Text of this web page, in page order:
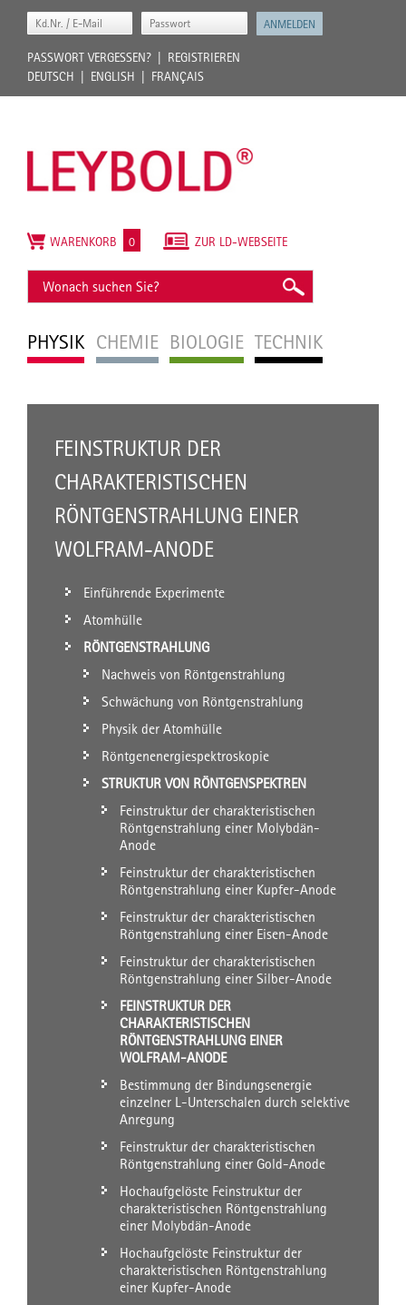
PASSWORT VERGESSEN?
REGISTRIEREN
DEUTSCH
ENGLISH FRANÇAIS
PHYSIK CHEMIE BIOLOGIE TECHNIK
ZUR LD-WEBSEITE
WARENKORB 0
FEINSTRUKTUR DER
CHARAKTERISTISCHEN
RÖNTGENSTRAHLUNG EINER
WOLFRAM-ANODE
Einführende Experimente
Atomhülle
RÖNTGENSTRAHLUNG
Nachweis von Röntgenstrahlung
Schwächung von Röntgenstrahlung
Physik der Atomhülle
Röntgenenergiespektroskopie
STRUKTUR VON RÖNTGENSPEKTREN
Feinstruktur der charakteristischen
Röntgenstrahlung einer Molybdän-
Anode
Feinstruktur der charakteristischen
Röntgenstrahlung einer Kupfer-Anode
Feinstruktur der charakteristischen
Röntgenstrahlung einer Eisen-Anode
Feinstruktur der charakteristischen
Röntgenstrahlung einer Silber-Anode
FEINSTRUKTUR DER
CHARAKTERISTISCHEN
RÖNTGENSTRAHLUNG EINER
WOLFRAM-ANODE
Bestimmung der Bindungsenergie
einzelner L-Unterschalen durch selektive
Anregung
Feinstruktur der charakteristischen
Röntgenstrahlung einer Gold-Anode
Hochaufgelöste Feinstruktur der
charakteristischen Röntgenstrahlung
einer Molybdän-Anode
Hochaufgelöste Feinstruktur der
charakteristischen Röntgenstrahlung
einer Kupfer-Anode